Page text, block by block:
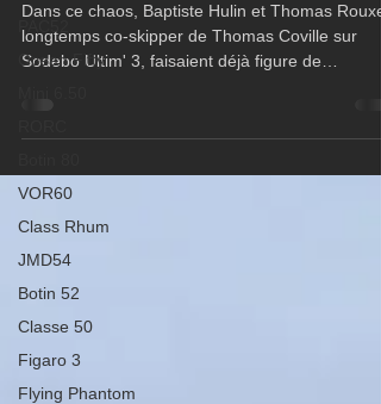
PAC52
Ocean Fifty
VOR60
Class Rhum
JMD54
Botin 52
Classe 50
Figaro 3
Flying Phantom
Dans ce chaos, Baptiste Hulin et Thomas
longtemps co-skipper de Thomas Coville sur
Sodebo Ultim' 3, faisaient déjà figure de
refusait la résignation. En mode chasse, Viabilis
passage des Canaries, trajectoire inspirée vers
ses concurrents avec une belle science du